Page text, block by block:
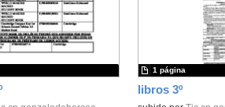
libros 3º
1 página